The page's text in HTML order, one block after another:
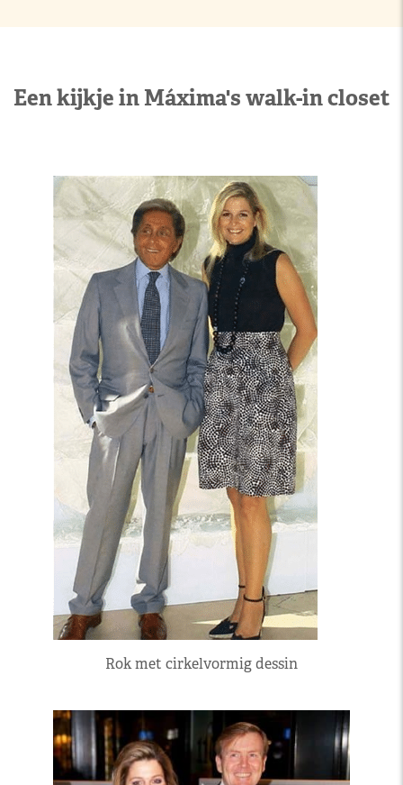
Een kijkje in Máxima's walk-in closet
Rok met cirkelvormig dessin